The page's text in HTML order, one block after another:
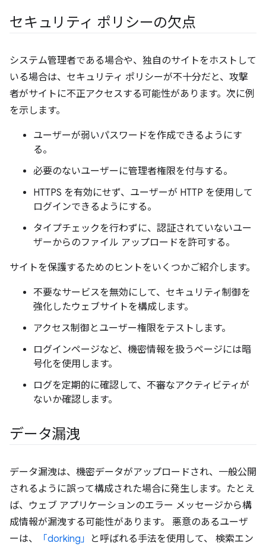
セキュリティ ポリシーの欠点
システム管理者である場合や、独自のサイトをホストして
いる場合は、セキュリティ ポリシーが不十分だと、攻撃
者がサイトに不正アクセスする可能性があります。次に例
を示します。
ユーザーが弱いパスワードを作成できるようにす
る。
必要のないユーザーに管理者権限を付与する。
HTTPS を有効にせず、ユーザーが HTTP を使用して
ログインできるようにする。
タイプチェックを行わずに、認証されていないユー
ザーからのファイル アップロードを許可する。
サイトを保護するためのヒントをいくつかご紹介します。
不要なサービスを無効にして、セキュリティ制御を
強化したウェブサイトを構成します。
アクセス制御とユーザー権限をテストします。
ログインページなど、機密情報を扱うページには暗
号化を使用します。
ログを定期的に確認して、不審なアクティビティが
ないか確認します。
データ漏洩
データ漏洩は、機密データがアップロードされ、一般公開
されるように誤って構成された場合に発生します。たとえ
ば、ウェブ アプリケーションのエラー メッセージから構
成情報が漏洩する可能性があります。 悪意のあるユーザ
ーは、
「dorking」
と呼ばれる手法を使用して、 検索エン